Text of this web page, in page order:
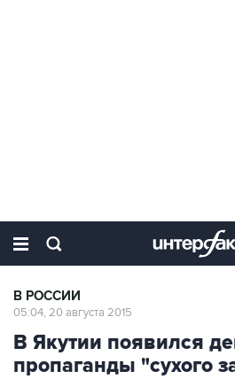
В РОССИИ
05:04, 20 августа 2015
В Якутии появился
пропаганды "сухого